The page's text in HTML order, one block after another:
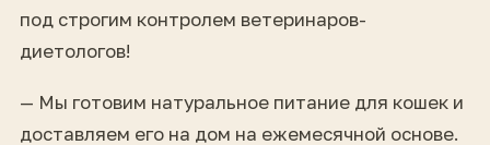
под строгим контролем ветеринаров-
диетологов!
— Мы готовим натуральное питание для кошек и
доставляем его на дом на ежемесячной основе.